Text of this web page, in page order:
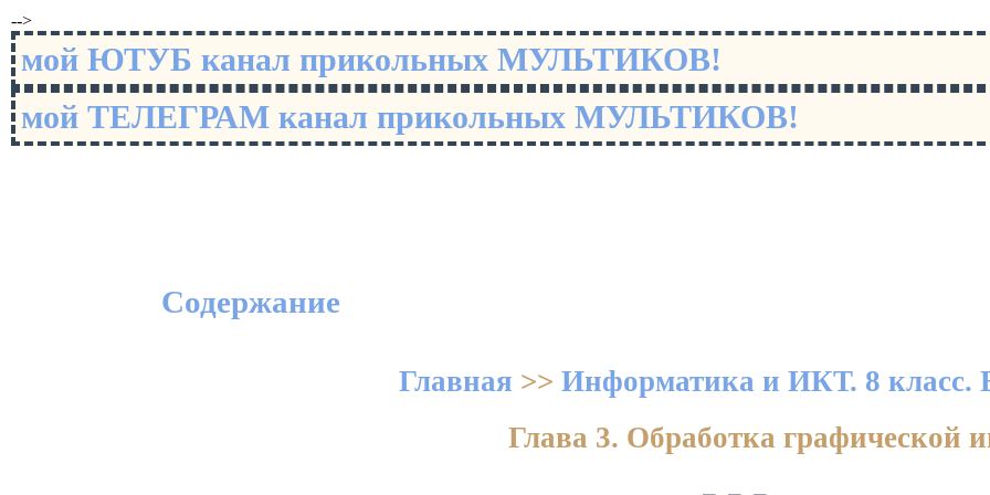
-->
мой ЮТУБ канал прикольных МУЛЬТИКОВ!
мой ТЕЛЕГРАМ канал прикольных МУЛЬТИКОВ!
Содержание
Главная >> Информатика и ИКТ. 8 класс.
Глава 3. Обработка графической